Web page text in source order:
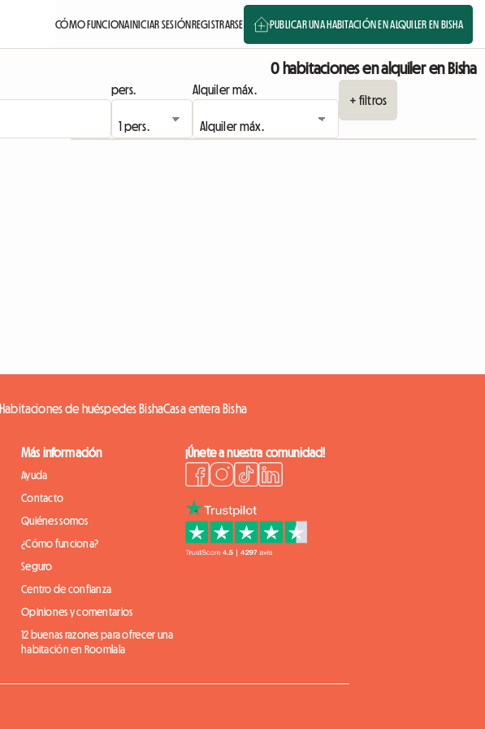
CÓMO FUNCIONAINICIAR SESIÓNREGISTRARSE PUBLICAR UNA HABITACIÓN EN ALQUILER EN BISHA
0 habitaciones en alquiler en Bisha
pers.
Alquiler máx.
+ filtros
Habitaciones de huéspedes BishaCasa entera Bisha
Más información
Ayuda
Contacto
Quiénes somos
¿Cómo funciona?
Seguro
Centro de confianza
Opiniones y comentarios
12 buenas razones para ofrecer una
habitación en Roomlala
¡Únete a nuestra comunidad!